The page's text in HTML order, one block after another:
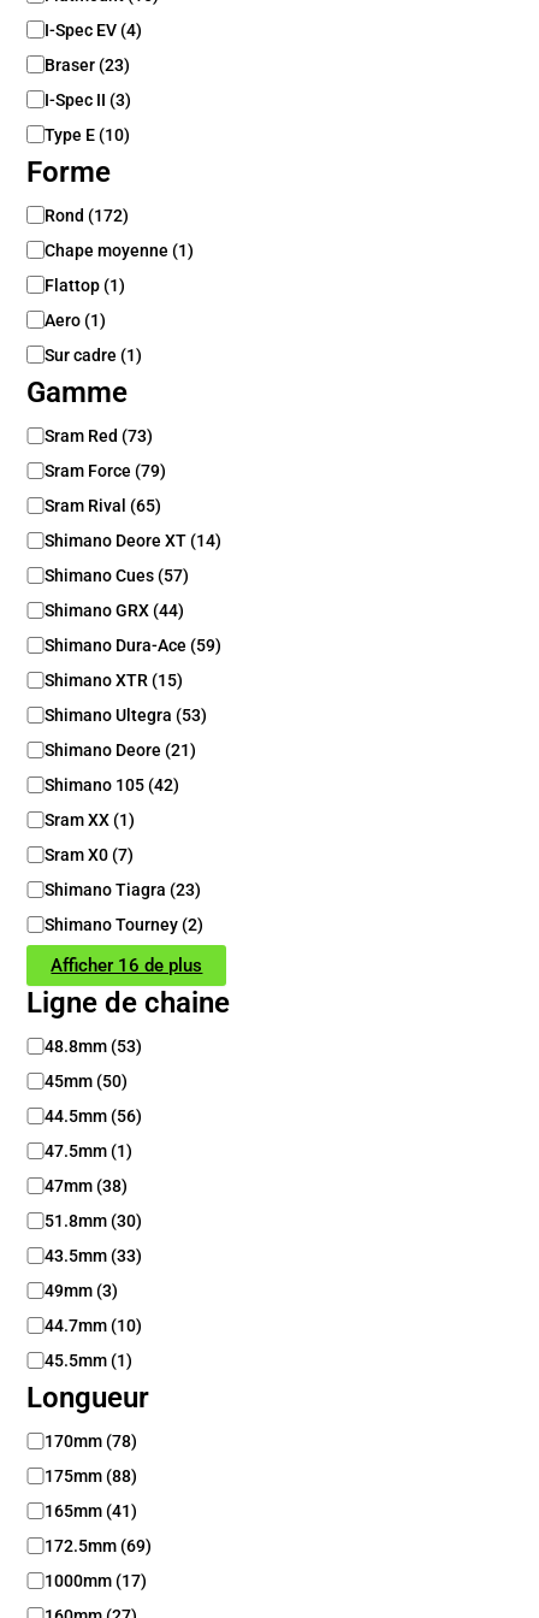
t
i
o
n
I-Spec EV (4)
Braser (23)
I-Spec II (3)
Type E (10)
Forme
F
r
m
e
Rond (172)
Chape moyenne (1)
Flattop (1)
Aero (1)
Sur cadre (1)
Gamme
G
m
m
e
Sram Red (73)
Sram Force (79)
Sram Rival (65)
Shimano Deore XT (14)
Shimano Cues (57)
Shimano GRX (44)
Shimano Dura-Ace (59)
Shimano XTR (15)
Shimano Ultegra (53)
Shimano Deore (21)
Shimano 105 (42)
Sram XX (1)
Sram X0 (7)
Shimano Tiagra (23)
Shimano Tourney (2)
Afficher 16 de plus
Ligne de chaine
L
g
n
e
d
e
c
h
a
i
e
48.8mm (53)
45mm (50)
44.5mm (56)
47.5mm (1)
47mm (38)
51.8mm (30)
43.5mm (33)
49mm (3)
44.7mm (10)
45.5mm (1)
Longueur
L
n
g
u
e
u
r
170mm (78)
175mm (88)
165mm (41)
172.5mm (69)
1000mm (17)